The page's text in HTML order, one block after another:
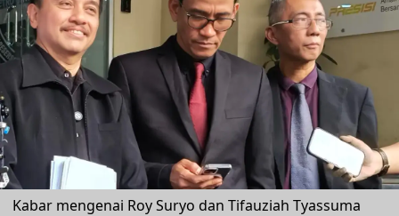
Kabar mengenai Roy Suryo dan Tifauziah Tyassuma